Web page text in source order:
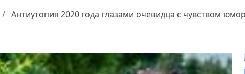
Антиутопия 2020 года глазами очевидца с чувством